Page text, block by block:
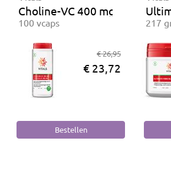
Choline-VC 400 mg
100 vcaps
€ 26,95
€ 23,72
217